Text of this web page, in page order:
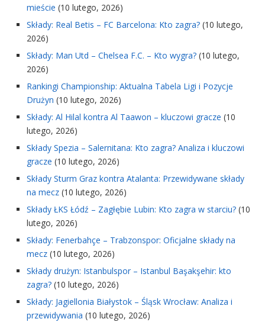
mieście (10 lutego, 2026)
Składy: Real Betis – FC Barcelona: Kto zagra? (10 lutego,
2026)
Składy: Man Utd – Chelsea F.C. – Kto wygra? (10 lutego,
2026)
Rankingi Championship: Aktualna Tabela Ligi i Pozycje
Drużyn (10 lutego, 2026)
Składy: Al Hilal kontra Al Taawon – kluczowi gracze (10
lutego, 2026)
Składy Spezia – Salernitana: Kto zagra? Analiza i kluczowi
gracze (10 lutego, 2026)
Składy Sturm Graz kontra Atalanta: Przewidywane składy
na mecz (10 lutego, 2026)
Składy ŁKS Łódź – Zagłębie Lubin: Kto zagra w starciu? (10
lutego, 2026)
Składy: Fenerbahçe – Trabzonspor: Oficjalne składy na
mecz (10 lutego, 2026)
Składy drużyn: Istanbulspor – Istanbul Başakşehir: kto
zagra? (10 lutego, 2026)
Składy: Jagiellonia Białystok – Śląsk Wrocław: Analiza i
przewidywania (10 lutego, 2026)